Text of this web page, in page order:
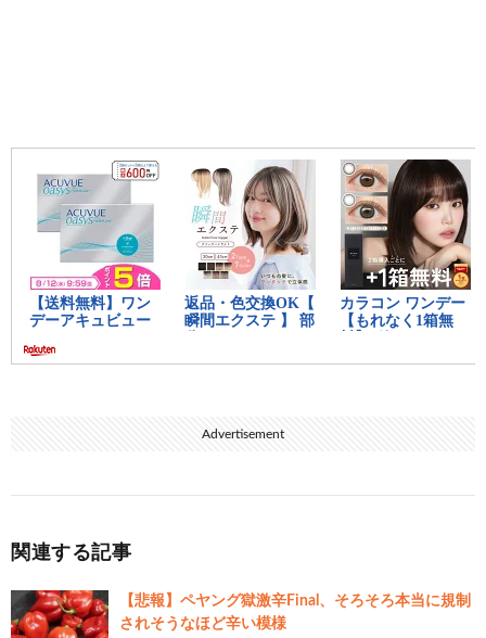
Advertisement
関連する記事
【悲報】ペヤング獄激辛Final、そろそろ本当に規制
されそうなほど辛い模様